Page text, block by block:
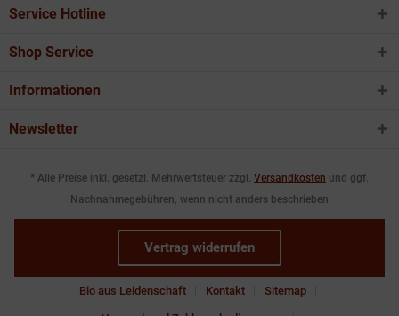
Service Hotline
Shop Service
Informationen
Newsletter
* Alle Preise inkl. gesetzl. Mehrwertsteuer zzgl. Versandkosten und ggf.
Nachnahmegebühren, wenn nicht anders beschrieben
Vertrag widerrufen
Bio aus Leidenschaft Kontakt Sitemap